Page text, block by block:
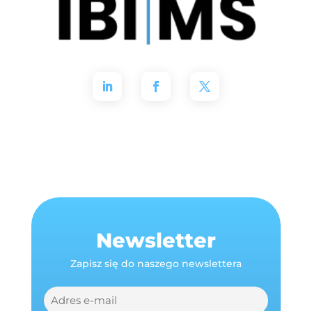
Newsletter
Zapisz się do naszego newslettera